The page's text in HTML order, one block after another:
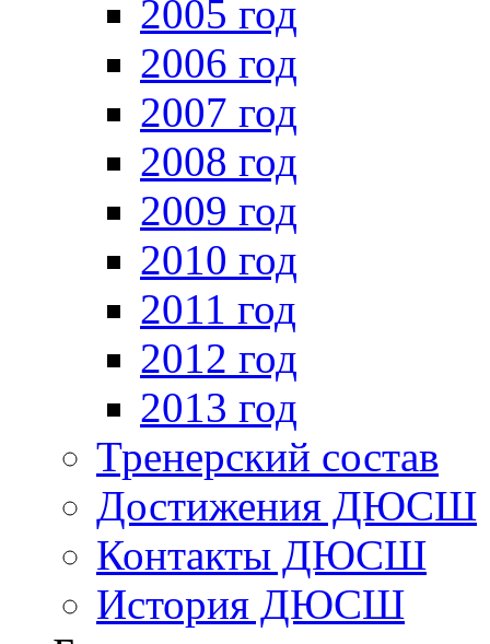
2005 год
2006 год
2007 год
2008 год
2009 год
2010 год
2011 год
2012 год
2013 год
Тренерский состав
Достижения ДЮСШ
Контакты ДЮСШ
История ДЮСШ